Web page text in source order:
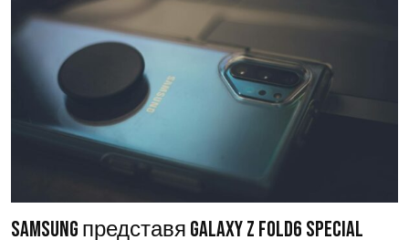
Samsung представя Galaxy Z Fold6 Special